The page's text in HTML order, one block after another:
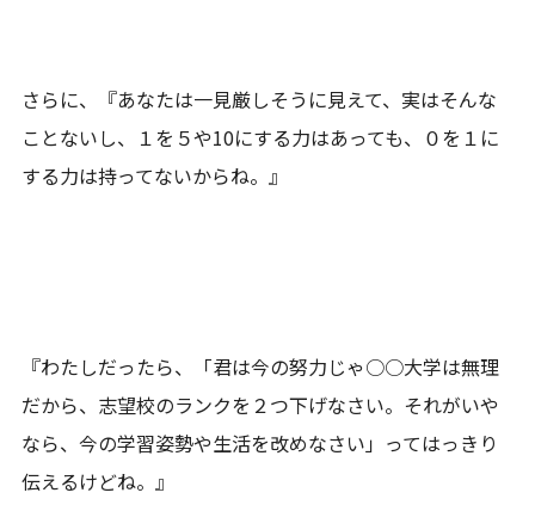
さらに、『あなたは一見厳しそうに見えて、実はそんな
ことないし、１を５や10にする力はあっても、０を１に
する力は持ってないからね。』
『わたしだったら、「君は今の努力じゃ○○大学は無理
だから、志望校のランクを２つ下げなさい。それがいや
なら、今の学習姿勢や生活を改めなさい」ってはっきり
伝えるけどね。』